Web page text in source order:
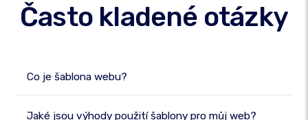
Často kladené otázky
Co je šablona webu?
Jaké jsou výhody použití šablony pro můj web?